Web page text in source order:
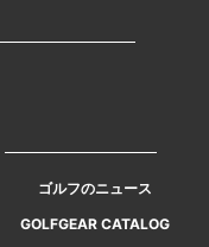
ゴルフのニュース
GOLFGEAR CATALOG